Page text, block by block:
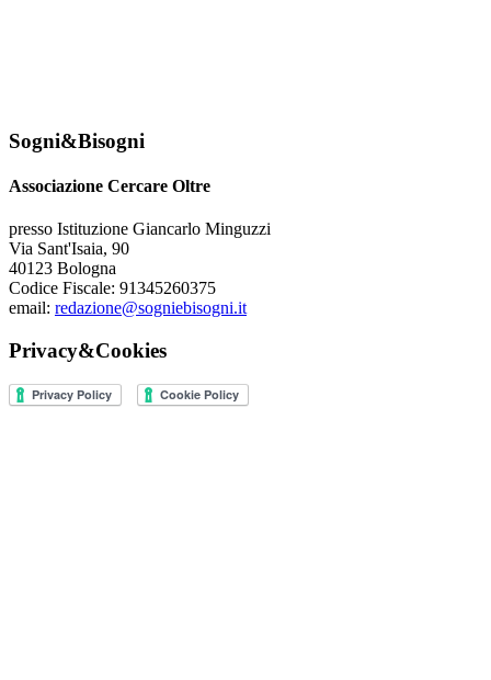
Sogni&Bisogni
Associazione Cercare Oltre
presso Istituzione Giancarlo Minguzzi
Via Sant'Isaia, 90
40123 Bologna
Codice Fiscale: 91345260375
email: redazione@sogniebisogni.it
Privacy&Cookies